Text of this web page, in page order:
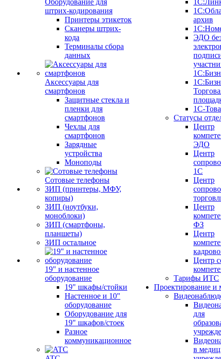
Оборудование для
штрих-кодирования
Принтеры этикеток
Сканеры штрих-
кода
Терминалы сбора
данных
Аксессуары для
смартфонов
Защитные стекла и
пленки для
смартфонов
Чехлы для
смартфонов
Зарядные
устройства
Моноподы
Сотовые телефоны
ЗИП (принтеры, МФУ,
копиры)
ЗИП (ноутбуки,
моноблоки)
ЗИП (смартфоны,
планшеты)
ЗИП остальное
19" и настенное
оборудование
19" шкафы/стойки
Настенное и 10"
оборудование
Оборудование для
19" шкафов/стоек
Разное
коммуникационное
архив
ЭДО
1С-
Статусы
Центр
ЭДО
Центр
1С
Центр
Центр
ФЗ
Центр
Центр
Тарифы ИТС
Проектирование и
для
в